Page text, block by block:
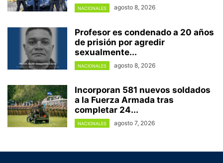
NACIONALES agosto 8, 2026
Profesor es condenado a 20 años
de prisión por agredir
sexualmente...
NACIONALES agosto 8, 2026
Incorporan 581 nuevos soldados
a la Fuerza Armada tras
completar 24...
NACIONALES agosto 7, 2026